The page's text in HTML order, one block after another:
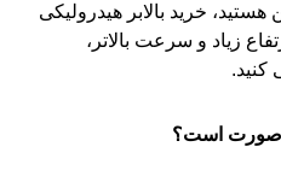
خرید بالابر هیدرولیکی
زیاد و سرعت بالاتر،
کنید.